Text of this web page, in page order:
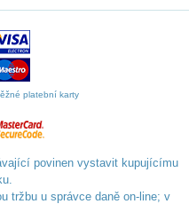
platební karty
povinen vystavit kupujícímu
tržbu u správce daně on-line; v